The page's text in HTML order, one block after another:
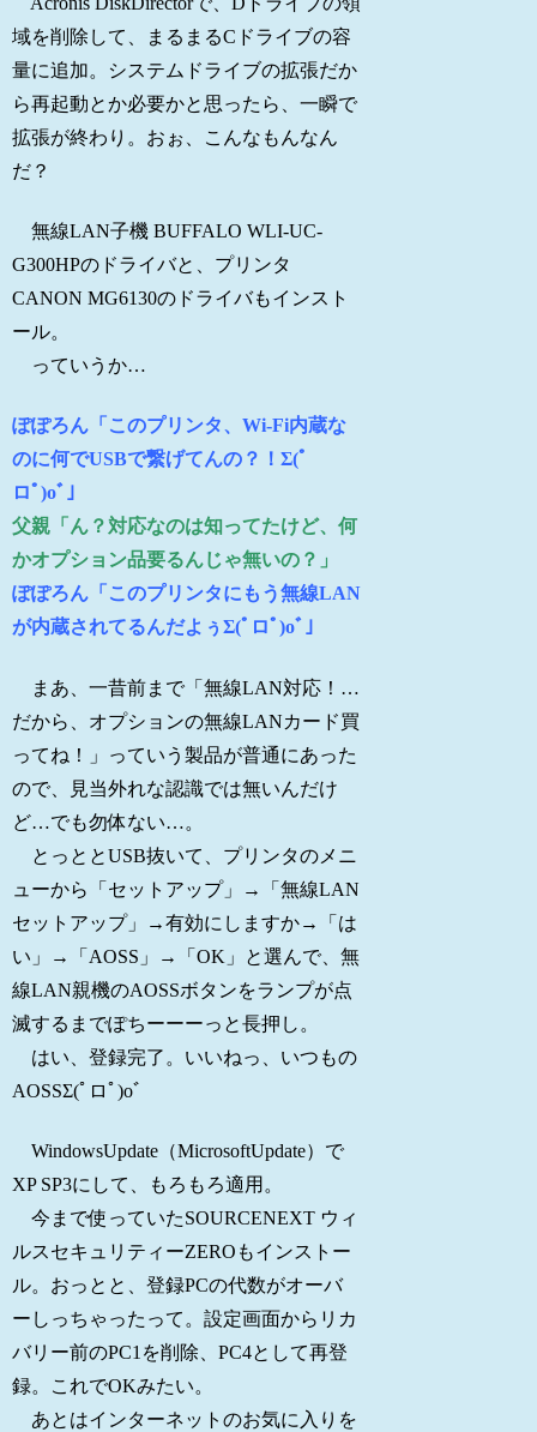
域を削除して、まるまるCドライブの容
量に追加。システムドライブの拡張だか
ら再起動とか必要かと思ったら、一瞬で
拡張が終わり。おぉ、こんなもんなん
だ？
無線LAN子機 BUFFALO WLI-UC-
G300HPのドライバと、プリンタ
CANON MG6130のドライバもインスト
ール。
っていうか…
ぽぽろん「このプリンタ、Wi-Fi内蔵な
のに何でUSBで繋げてんの？！Σ(ﾟ
ロﾟ)oﾞ」
父親「ん？対応なのは知ってたけど、何
かオプション品要るんじゃ無いの？」
ぽぽろん「このプリンタにもう無線LAN
が内蔵されてるんだよぅΣ(ﾟロﾟ)oﾞ」
まあ、一昔前まで「無線LAN対応！…
だから、オプションの無線LANカード買
ってね！」っていう製品が普通にあった
ので、見当外れな認識では無いんだけ
ど…でも勿体ない…。
とっととUSB抜いて、プリンタのメニ
ューから「セットアップ」→「無線LAN
セットアップ」→有効にしますか→「は
い」→「AOSS」→「OK」と選んで、無
線LAN親機のAOSSボタンをランプが点
滅するまでぽちーーーっと長押し。
はい、登録完了。いいねっ、いつもの
AOSSΣ(ﾟロﾟ)oﾞ
WindowsUpdate（MicrosoftUpdate）で
XP SP3にして、もろもろ適用。
今まで使っていたSOURCENEXT ウィ
ルスセキュリティーZEROもインストー
ル。おっとと、登録PCの代数がオーバ
ーしっちゃったって。設定画面からリカ
バリー前のPC1を削除、PC4として再登
録。これでOKみたい。
あとはインターネットのお気に入りを